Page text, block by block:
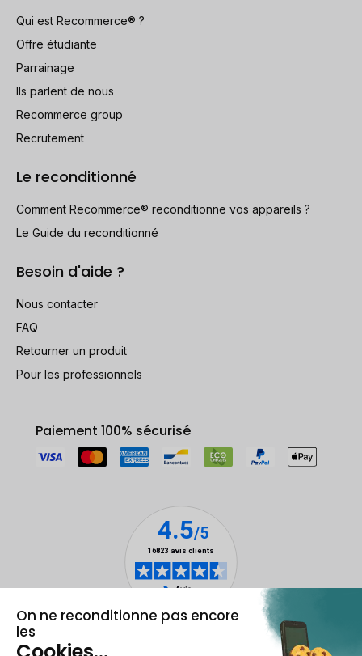
Qui est Recommerce® ?
Offre étudiante
Parrainage
Ils parlent de nous
Recommerce group
Recrutement
Le reconditionné
Comment Recommerce® reconditionne vos appareils ?
Le Guide du reconditionné
Besoin d'aide ?
Nous contacter
FAQ
Retourner un produit
Pour les professionnels
Paiement 100% sécurisé